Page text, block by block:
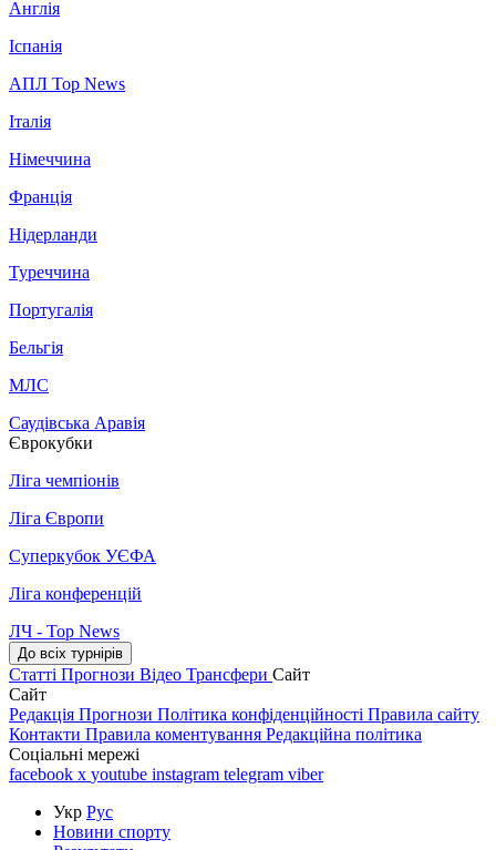
Англія
Іспанія
АПЛ Top News
Італія
Німеччина
Франція
Нідерланди
Туреччина
Португалія
Бельгія
МЛС
Саудівська Аравія
Єврокубки
Ліга чемпіонів
Ліга Європи
Суперкубок УЄФА
Ліга конференцій
ЛЧ - Top News
До всіх турнірів
Статті Прогнози Відео Трансфери Сайт
Сайт
Редакція Прогнози Політика конфіденційності Правила сайту
Контакти Правила коментування Редакційна політика
Соціальні мережі
facebook x youtube instagram telegram viber
Укр Рус
Новини спорту